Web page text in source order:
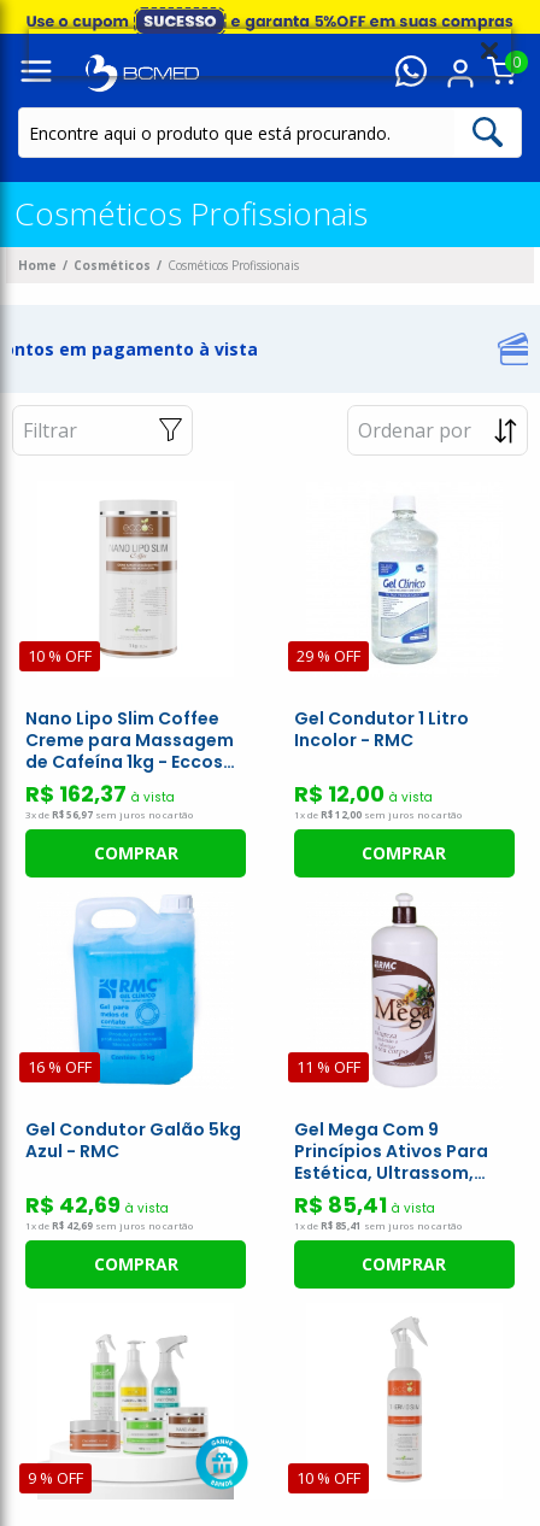
0
Cosméticos Profissionais
Home Cosméticos Cosméticos Profissionais
Pague em 2 cartões
Filtrar
10 % OFF
Nano Lipo Slim Coffee
Creme para Massagem
de Cafeína 1kg - Eccos
Cosméticos
R$ 162,37 à vista
3x deR$ 56,97 sem juros no cartão
COMPRAR
29 % OFF
Gel Condutor 1 Litro
Incolor - RMC
R$ 12,00 à vista
1x deR$ 12,00sem juros no cartão
COMPRAR
16 % OFF
Gel Condutor Galão 5kg
Azul - RMC
R$ 42,69 à vista
1x deR$ 42,69 sem juros no cartão
COMPRAR
11 % OFF
Gel Mega Com 9
Princípios Ativos Para
Estética, Ultrassom,
Tens, Fes, Correntes - 1
Litro - Rmc
R$ 85,41 à vista
1x deR$ 85,41 sem juros no cartão
COMPRAR
9 % OFF 10 % OFF